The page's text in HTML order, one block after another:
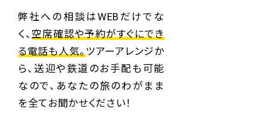
弊社への相談はWEBだけでな
く、 空席確認や予約がすぐにでき
る電話も人気。 ツアーアレンジか
ら、送迎や鉄道のお手配も可能
なので、あなたの旅のわがまま
を全てお聞かせください！